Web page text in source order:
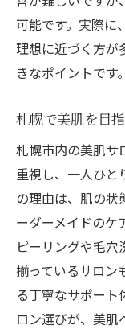
美肌へ
方
札幌で話題
札幌の
通い放
肌質変
札幌で
肌を美
セルライト
肌ケア
通い放
可能です。実際に
理想に近づく方が
きなポイントです。
札幌で美肌を目
札幌市内の美肌サ
重視し、一人ひと
の理由は、肌の状
ーダーメイドのケ
ピーリングや毛
揃っているサロン
る丁寧なサポート
ロン選びが、美肌